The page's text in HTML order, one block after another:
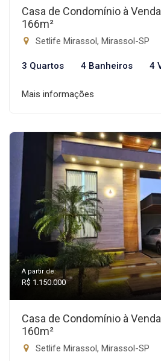
Casa de Condomínio à
166m²
Setlife Mirassol, Mirassol-SP
3 Quartos 4 Banheiros 4
Mais informações
A partir de:
R$ 1.150.000
Casa de Condomínio à
160m²
Setlife Mirassol, Mirassol-SP